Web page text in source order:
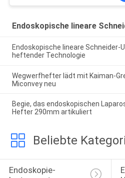
Endoskopische lineare
Endoskopische lineare Schneider-
heftender Technologie
Wegwerfhefter lädt mit Kaiman-
Miconvey neu
Begie, das endoskopischen
Hefter 290mm artikuliert
Beliebte
Endoskopie-